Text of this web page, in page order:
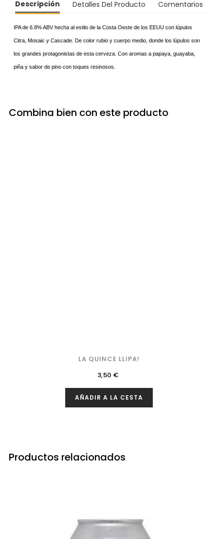
Descripción Detalles Del Producto Comentarios
IPA de 6.8% ABV hecha al estilo de la Costa Oeste de los EEUU con lúpulos
Citra, Mosaic y Cascade. De color rubio y cuerpo medio, donde los lúpulos son
los grandes protagonistas de esta cerveza. Con aromas a papaya, guayaba,
piña y sabor de pino con toques resinosos.
Combina bien con este producto
LA QUINCE LLIPA!
Precio
3,50 €
AÑADIR A LA CESTA
Productos relacionados